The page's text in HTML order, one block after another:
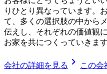
りひとり異なっています。
て、多くの選択肢の中から
伝えし、それぞれの価値観
お家を共につくっていきます
会社の詳細を見る chevron_right この会